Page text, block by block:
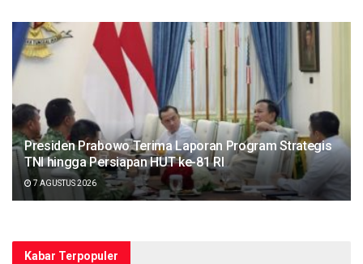
Presiden Prabowo Terima Laporan Program Strategis
TNI hingga Persiapan HUT ke-81 RI
7 AGUSTUS 2026
Kabar Terpopuler